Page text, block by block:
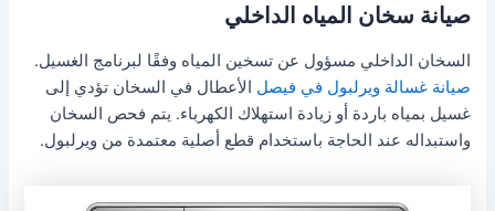
صيانة سخان المياه الداخلي
السخان الداخلي مسؤول عن تسخين المياه وفقًا لبرنامج الغسيل.
صيانة غسالة ويرلبول في فيصل الأعطال في السخان تؤدي إلى
غسيل بمياه باردة أو زيادة استهلاك الكهرباء. يتم فحص السخان
واستبداله عند الحاجة باستخدام قطع أصلية معتمدة من ويرلبول.